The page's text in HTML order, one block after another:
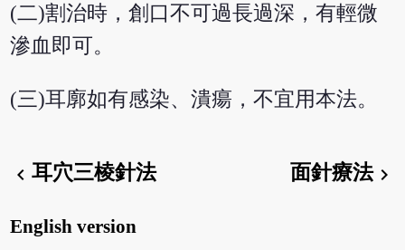
(二)割治時，創口不可過長過深，有輕微
滲血即可。
(三)耳廓如有感染、潰瘍，不宜用本法。
chevron_left耳穴三棱針法 面針療法chevron_right
English version